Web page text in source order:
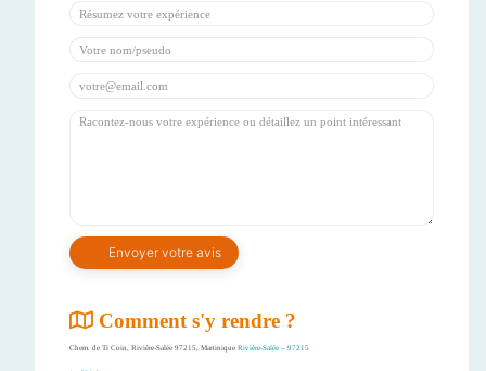
Comment s'y rendre ?
Chem. de Ti Coin, Rivière-Salée 97215, Martinique Rivière-Salée – 97215